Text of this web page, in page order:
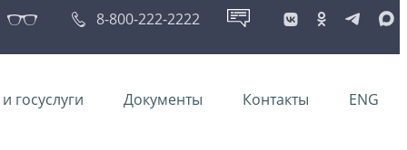
8-800-222-2222
госуслуги Документы Контакты ENG